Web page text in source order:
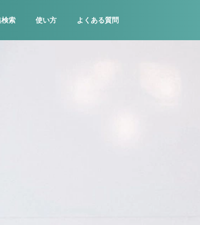
検索 使い方 よくある質問